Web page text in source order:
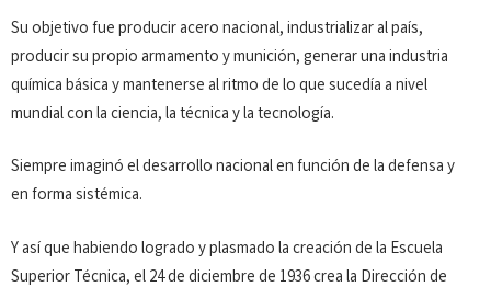
Su objetivo fue producir acero nacional, industrializar al país,
producir su propio armamento y munición, generar una industria
química básica y mantenerse al ritmo de lo que sucedía a nivel
mundial con la ciencia, la técnica y la tecnología.
Siempre imaginó el desarrollo nacional en función de la defensa y
en forma sistémica.
Y así que habiendo logrado y plasmado la creación de la Escuela
Superior Técnica, el 24 de diciembre de 1936 crea la Dirección de